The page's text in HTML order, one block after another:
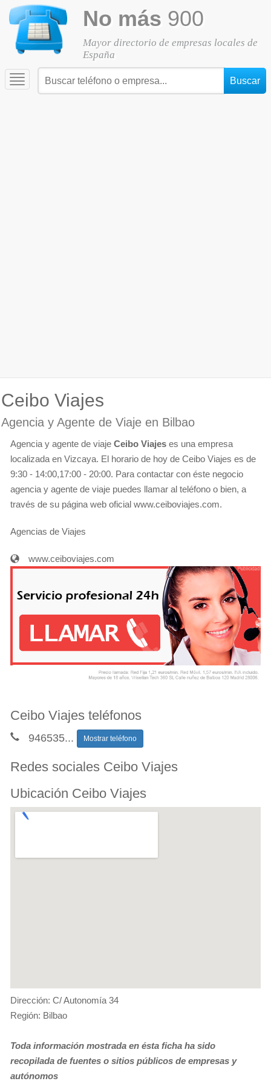
No más 900
Mayor directorio de empresas locales de
España
Toggle
navigation
Ceibo Viajes
Agencia y Agente de Viaje en Bilbao
Agencia y agente de viaje Ceibo Viajes es una empresa
localizada en Vizcaya. El horario de hoy de Ceibo Viajes es de
9:30 - 14:00,17:00 - 20:00. Para contactar con éste negocio
agencia y agente de viaje puedes llamar al teléfono o bien, a
través de su página web oficial www.ceiboviajes.com.
Agencias de Viajes
www.ceiboviajes.com
Ceibo Viajes teléfonos
946535... Mostrar teléfono
Redes sociales Ceibo Viajes
Ubicación Ceibo Viajes
Dirección: C/ Autonomía 34
Región: Bilbao
Toda información mostrada en ésta ficha ha sido
recopilada de fuentes o sitios públicos de empresas y
autónomos